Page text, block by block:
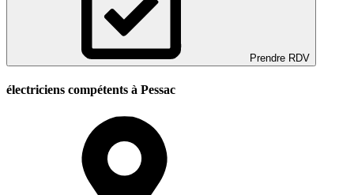
Prendre RDV
électriciens compétents à Pessac